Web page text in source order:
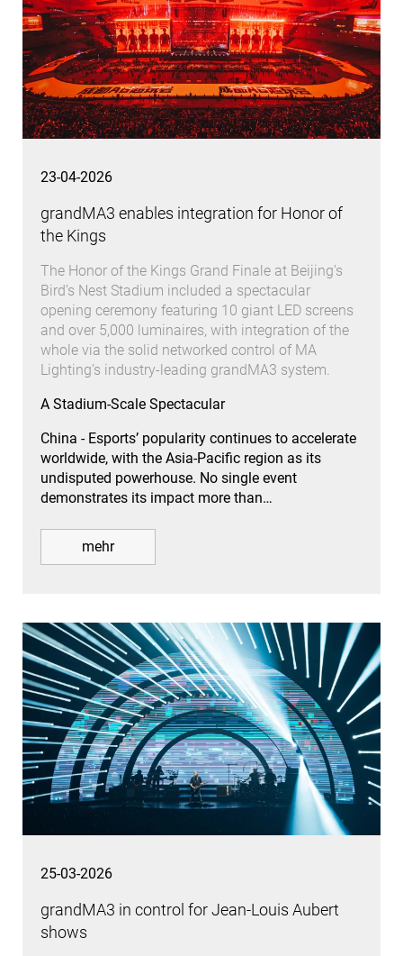
23-04-2026
grandMA3 enables integration for Honor of
the Kings
The Honor of the Kings Grand Finale at Beijing’s
Bird’s Nest Stadium included a spectacular
opening ceremony featuring 10 giant LED screens
and over 5,000 luminaires, with integration of the
whole via the solid networked control of MA
Lighting’s industry-leading grandMA3 system.
A Stadium-Scale Spectacular
China - Esports’ popularity continues to accelerate
worldwide, with the Asia-Pacific region as its
undisputed powerhouse. No single event
demonstrates its impact more than…
mehr
25-03-2026
grandMA3 in control for Jean-Louis Aubert
shows